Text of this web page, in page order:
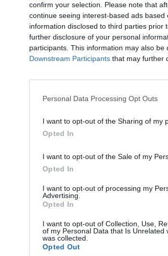
confirm your selection. Please note that
continue seeing interest-based ads
information disclosed to third parties
further disclosure of your personal
participants. This information may also
Downstream Participants that may further
Personal Data Processing Opt Outs
I want to opt-out of the Sharing of my
Opted In
I want to opt-out of the Sale of my
Opted In
I want to opt-out of processing my
Advertising.
Opted In
I want to opt-out of Collection, Use,
of my Personal Data that Is Unrelated
was collected.
Opted Out